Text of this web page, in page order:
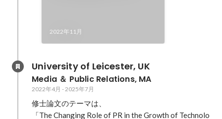
2022年11月
University of Leicester, UK
Media ＆ Public Relations, MA
2022年4月 -2025年7月
修士論文のテーマは、
「The Changing Role of PR in the Growth of Technolo